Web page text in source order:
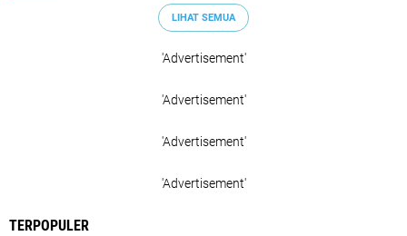
LIHAT SEMUA
'Advertisement'
'Advertisement'
'Advertisement'
'Advertisement'
TERPOPULER